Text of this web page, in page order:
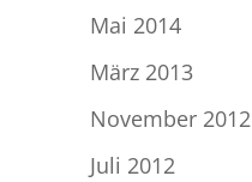
Mai 2014
März 2013
November 2012
Juli 2012